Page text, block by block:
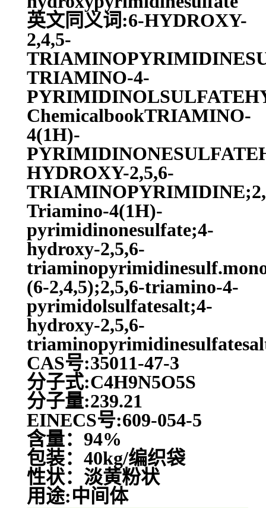
英文同义词:6-HYDROXY-
2,4,5-
TRIAMINO-4-
ChemicalbookTRIAMINO-
4(1H)-
HYDROXY-2,5,6-
Triamino-4(1H)-
pyrimidinonesulfate;4-
hydroxy-2,5,6-
(6-2,4,5);2,5,6-triamino-4-
pyrimidolsulfatesalt;4-
hydroxy-2,5,6-
CAS号:35011-47-3
分子式:C4H9N5O5S
分子量:239.21
EINECS号:609-054-5
含量：94%
包装：40kg/编织袋
性状：淡黄粉状
用途:中间体